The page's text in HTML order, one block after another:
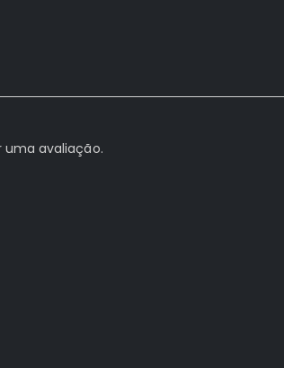
avaliação.